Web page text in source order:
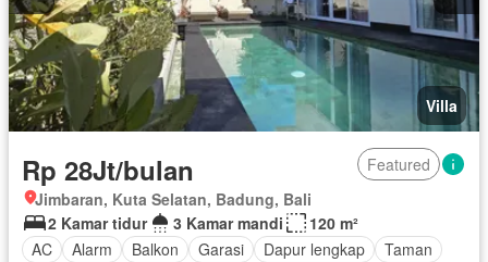
Villa
Rp 28Jt/bulan
Featured
Jimbaran, Kuta Selatan, Badung, Bali
2 Kamar tidur
3 Kamar mandi
120 m²
AC
Alarm Balkon Garasi Dapur lengkap
Taman